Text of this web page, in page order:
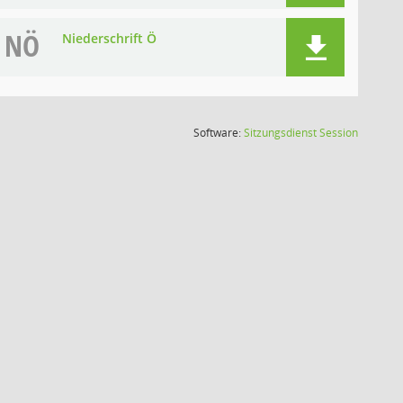
NÖ Niederschrift Ö
Software:SitzungsdienstSession(Wird in